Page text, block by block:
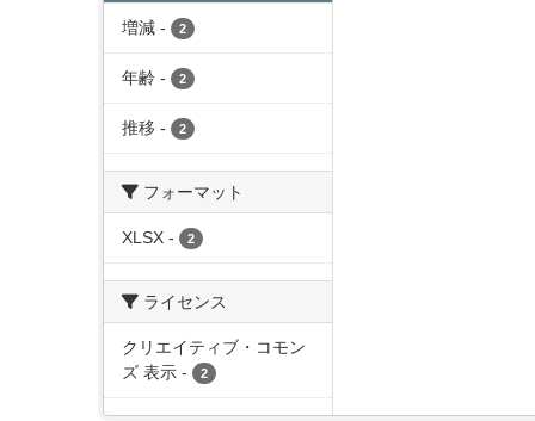
増減 - 2
年齢 - 2
推移 - 2
フォーマット
XLSX - 2
ライセンス
クリエイティブ・コモン
ズ 表示 - 2